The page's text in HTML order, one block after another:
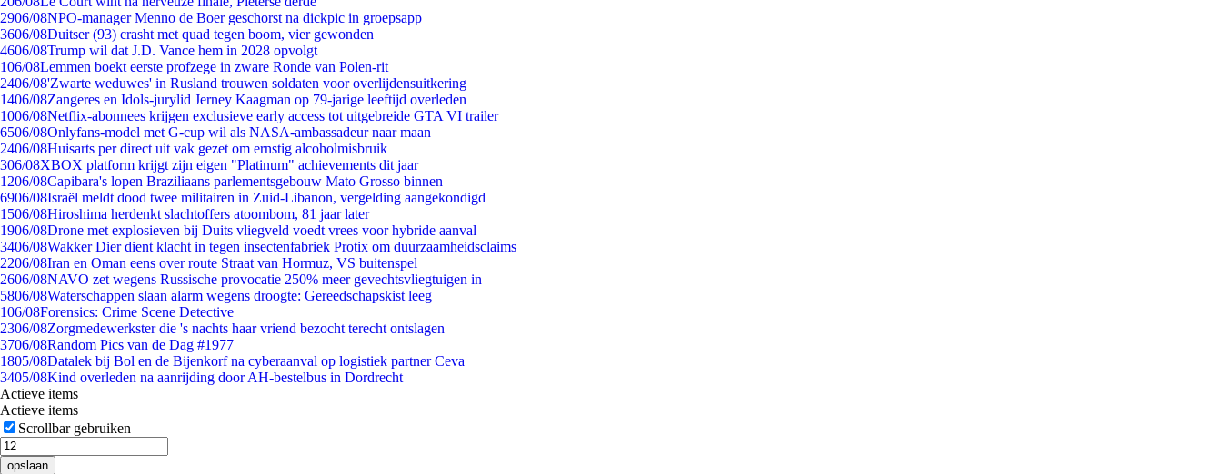
2906/08NPO-manager Menno de Boer geschorst na dickpic in groepsapp
3606/08Duitser (93) crasht met quad tegen boom, vier gewonden
4606/08Trump wil dat J.D. Vance hem in 2028 opvolgt
106/08Lemmen boekt eerste profzege in zware Ronde van Polen-rit
2406/08'Zwarte weduwes' in Rusland trouwen soldaten voor overlijdensuitkering
1406/08Zangeres en Idols-jurylid Jerney Kaagman op 79-jarige leeftijd overleden
1006/08Netflix-abonnees krijgen exclusieve early access tot uitgebreide GTA VI trailer
6506/08Onlyfans-model met G-cup wil als NASA-ambassadeur naar maan
2406/08Huisarts per direct uit vak gezet om ernstig alcoholmisbruik
306/08XBOX platform krijgt zijn eigen "Platinum" achievements dit jaar
1206/08Capibara's lopen Braziliaans parlementsgebouw Mato Grosso binnen
6906/08Israël meldt dood twee militairen in Zuid-Libanon, vergelding aangekondigd
1506/08Hiroshima herdenkt slachtoffers atoombom, 81 jaar later
1906/08Drone met explosieven bij Duits vliegveld voedt vrees voor hybride aanval
3406/08Wakker Dier dient klacht in tegen insectenfabriek Protix om duurzaamheidsclaims
2206/08Iran en Oman eens over route Straat van Hormuz, VS buitenspel
2606/08NAVO zet wegens Russische provocatie 250% meer gevechtsvliegtuigen in
5806/08Waterschappen slaan alarm wegens droogte: Gereedschapskist leeg
106/08Forensics: Crime Scene Detective
2306/08Zorgmedewerkster die 's nachts haar vriend bezocht terecht ontslagen
3706/08Random Pics van de Dag #1977
1805/08Datalek bij Bol en de Bijenkorf na cyberaanval op logistiek partner Ceva
3405/08Kind overleden na aanrijding door AH-bestelbus in Dordrecht
Actieve items
Actieve items
Scrollbar gebruiken
opslaan